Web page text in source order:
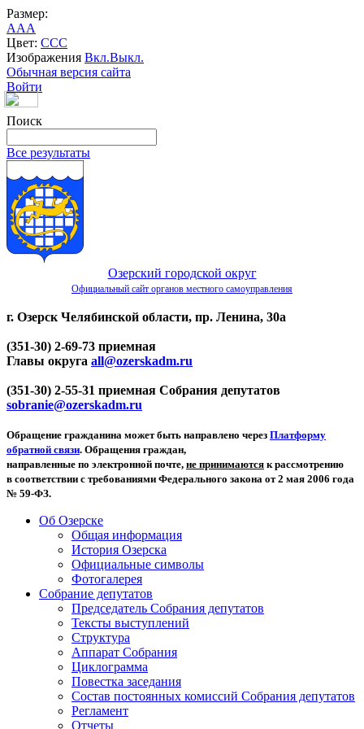
Размер:
AAA
Цвет: CCC
Изображения Вкл.Выкл.
Обычная версия сайта
Войти
Поиск
Все результаты
Озерский городской округ
Официальный сайт органов местного самоуправления
г. Озерск Челябинской области, пр. Ленина, 30а
(351-30) 2-69-73 приемная
Главы округа all@ozerskadm.ru
(351-30) 2-55-31 приемная Собрания депутатов
sobranie@ozerskadm.ru
Обращение гражданина может быть направлено через Платформу
обратной связи. Обращения граждан,
направленные по электронной почте, не принимаются к рассмотрению
в соответствии с требованиями Федерального закона от 2 мая 2006 года
№ 59-ФЗ.
Об Озерске
Общая информация
История Озерска
Официальные символы
Фотогалерея
Собрание депутатов
Председатель Собрания депутатов
Тексты выступлений
Структура
Аппарат Собрания
Циклограмма
Повестка заседания
Состав постоянных комиссий Собрания депутатов
Регламент
Отчеты